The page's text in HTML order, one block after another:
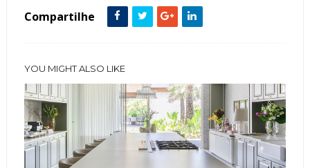
Compartilhe
YOU MIGHT ALSO LIKE